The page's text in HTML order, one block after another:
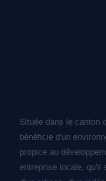
Située dans le canton
bénéficie d'un
propice au
entreprise locale, qu'il